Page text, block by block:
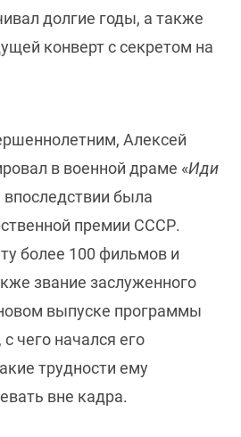
долгие годы, а также
конверт с секретом на
Алексей
в военной драме «Иди
впоследствии была
премии СССР.
более 100 фильмов и
звание заслуженного
выпуске программы
чего начался его
трудности ему
вне кадра.